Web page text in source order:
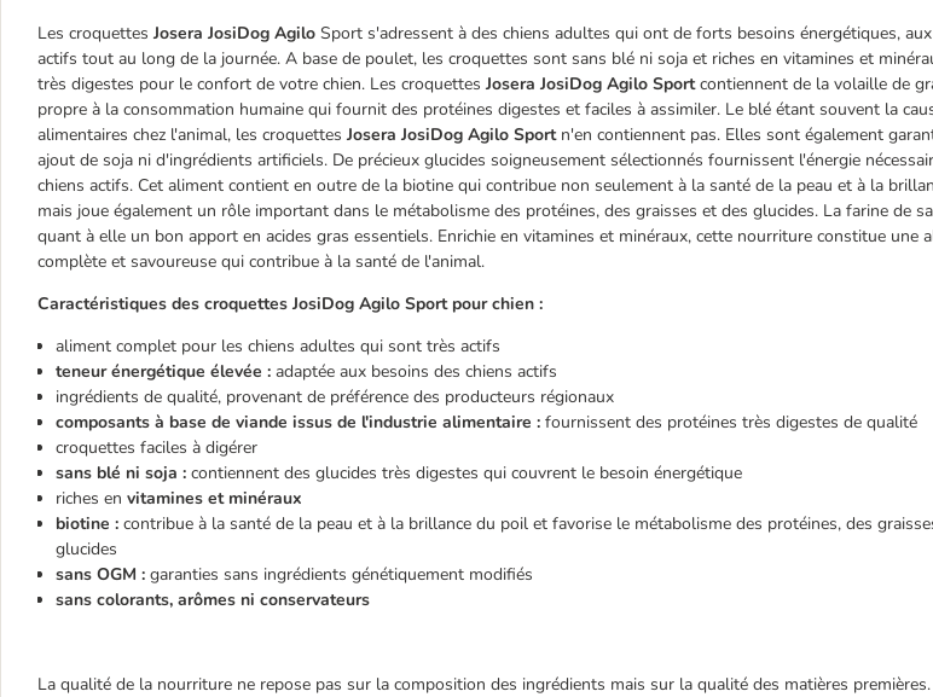
Les croquettes Josera JosiDog Agilo Sport s'adressent à des chiens adultes qui ont de forts besoins énergétiques,
actifs tout au long de la journée. A base de poulet, les croquettes sont sans blé ni soja et riches en vitamines et
très digestes pour le confort de votre chien. Les croquettes Josera JosiDog Agilo Sportcontiennent de la volaille de
propre à la consommation humaine qui fournit des protéines digestes et faciles à assimiler. Le blé étant souvent la
alimentaires chez l'animal, les croquettes Josera JosiDog Agilo Sportn'en contiennent pas. Elles sont également
ajout de soja ni d'ingrédients artificiels. De précieux glucides soigneusement sélectionnés fournissent l'énergie
chiens actifs. Cet aliment contient en outre de la biotine qui contribue non seulement à la santé de la peau et à la
mais joue également un rôle important dans le métabolisme des protéines, des graisses et des glucides. La farine de
quant à elle un bon apport en acides gras essentiels. Enrichie en vitamines et minéraux, cette nourriture constitue une
complète et savoureuse qui contribue à la santé de l'animal.
Caractéristiques des croquettes JosiDog Agilo Sport pour chien :
aliment complet pour les chiens adultes qui sont très actifs
teneur énergétique élevée : adaptée aux besoins des chiens actifs
ingrédients de qualité, provenant de préférence des producteurs régionaux
composants à base de viande issus de l'industrie alimentaire : fournissent des protéines très digestes de qualité
croquettes faciles à digérer
sans blé ni soja : contiennent des glucides très digestes qui couvrent le besoin énergétique
riches en vitamines et minéraux
biotine : contribue à la santé de la peau et à la brillance du poil et favorise le métabolisme des protéines, des
glucides
sans OGM : garanties sans ingrédients génétiquement modifiés
sans colorants, arômes ni conservateurs
La qualité de la nourriture ne repose pas sur la composition des ingrédients mais sur la qualité des matières